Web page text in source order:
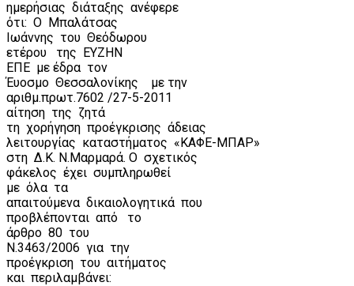
ημερήσιας διάταξης ανέφερε
ότι: Ο Μπαλάτσας
Ιωάννης του Θεόδωρου
ετέρου
της ΕΥΖΗΝ
ΕΠΕ με έδρα τον
Έυοσμο Θεσσαλονίκης
με την
αριθμ.πρωτ.7602 /27-5-2011
αίτηση της ζητά
τη χορήγηση προέγκρισης άδειας
λειτουργίας καταστήματος «ΚΑΦΕ-ΜΠΑΡ»
στη Δ.Κ. Ν.Μαρμαρά. Ο σχετικός
φάκελος έχει συμπληρωθεί
με όλα τα
απαιτούμενα δικαιολογητικά που
προβλέπονται από
το
άρθρο 80 του
Ν.3463/2006 για την
προέγκριση του αιτήματος
και περιλαμβάνει: